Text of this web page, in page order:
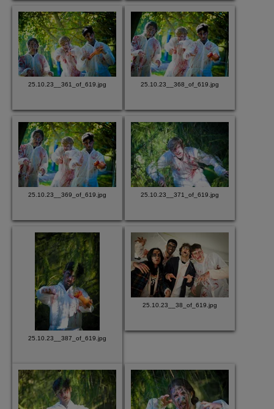
25.10.23__361_of_619.jpg 25.10.23__368_of_619.jpg
25.10.23__369_of_619.jpg 25.10.23__371_of_619.jpg
25.10.23__387_of_619.jpg
25.10.23__38_of_619.jpg